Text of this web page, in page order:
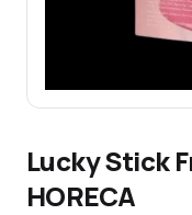
Lucky Stick
HORECA